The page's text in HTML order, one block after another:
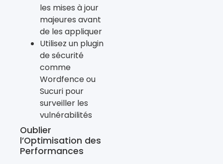
les mises à jour
majeures avant
de les appliquer
Utilisez un plugin
de sécurité
comme
Wordfence ou
Sucuri pour
surveiller les
vulnérabilités
Oublier
l’Optimisation des
Performances